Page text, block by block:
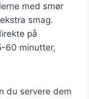
med smør
smag.
på
60 minutter,
du servere dem